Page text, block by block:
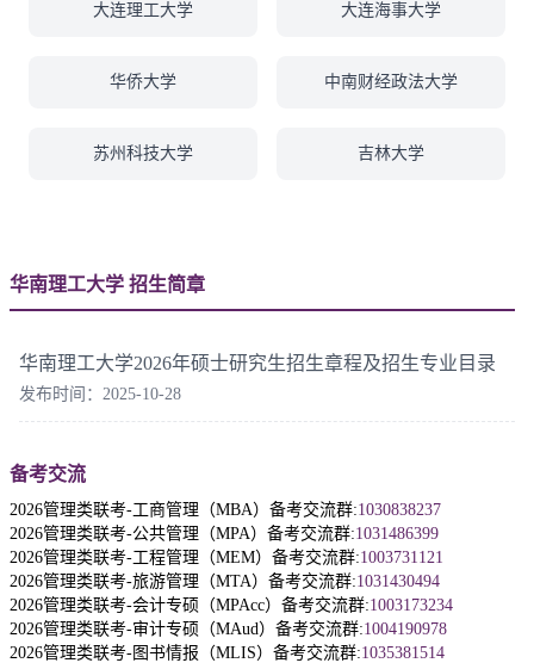
大连理工大学 大连海事大学
华侨大学 中南财经政法大学
苏州科技大学 吉林大学
华南理工大学 招生简章
华南理工大学2026年硕士研究生招生章程及招生专业目录
发布时间：2025-10-28
备考交流
2026管理类联考-工商管理（MBA）备考交流群:1030838237
2026管理类联考-公共管理（MPA）备考交流群:1031486399
2026管理类联考-工程管理（MEM）备考交流群:1003731121
2026管理类联考-旅游管理（MTA）备考交流群:1031430494
2026管理类联考-会计专硕（MPAcc）备考交流群:1003173234
2026管理类联考-审计专硕（MAud）备考交流群:1004190978
2026管理类联考-图书情报（MLIS）备考交流群:1035381514